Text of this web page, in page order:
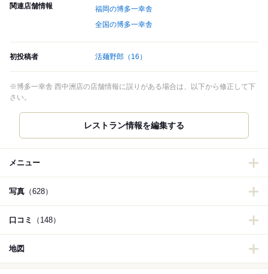
関連店舗情報
福岡の博多一幸舎
全国の博多一幸舎
初投稿者 活麺野郎 （16）
※博多一幸舎 西中洲店の店舗情報に誤りがある場合は、以下から修正して下
さい。
レストラン情報を編集する
メニュー
写真 （628）
口コミ （148）
地図